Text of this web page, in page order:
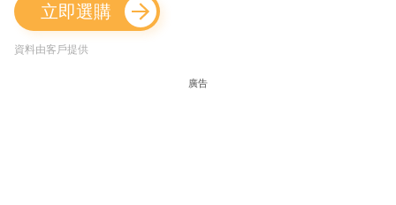
立即選購
資料由客戶提供
廣告